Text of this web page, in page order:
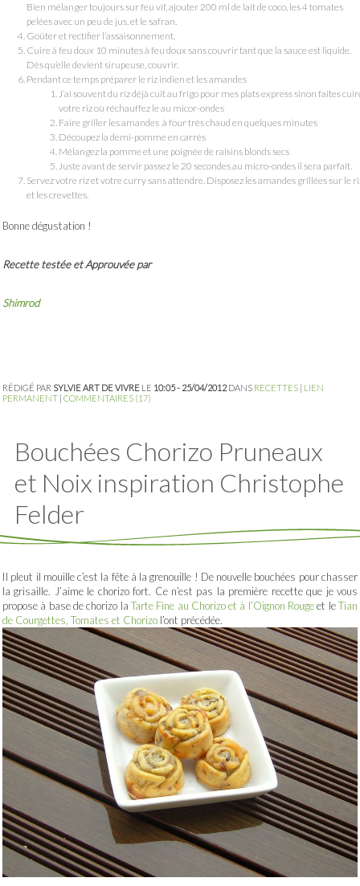
Bien mélanger toujours sur feu vif, ajouter 200 ml de lait de coco, les 4 tomates
pelées avec un peu de jus, et le safran.
Goûter et rectifier l’assaisonnement.
Cuire à feu doux 10 minutes à feu doux sans couvrir tant que la sauce est liquide.
Dès qu’elle devient sirupeuse, couvrir.
Pendant ce temps préparer le riz indien et les amandes
J’ai souvent du riz déjà cuit au frigo pour mes plats express sinon faites
votre riz où réchauffez le au micor-ondes
Faire griller les amandes à four très chaud en quelques minutes
Découpez la demi-pomme en carrés
Mélangez la pomme et une poignée de raisins blonds secs
Juste avant de servir passez le 20 secondes au micro-ondes il sera parfait.
Servez votre riz et votre curry sans attendre. Disposez les amandes grillées sur le
et les crevettes.
Bonne dégustation !
Recette testée et Approuvée par
Shimrod
RÉDIGÉ PAR SYLVIE ART DE VIVRE LE 10:05 - 25/04/2012DANS RECETTES
LIEN
PERMANENT COMMENTAIRES (17)
Bouchées Chorizo Pruneaux
et Noix inspiration Christophe
Felder
Il pleut il mouille c’est la fête à la grenouille ! De nouvelle bouchées pour chasser
la grisaille. J’aime le chorizo fort. Ce n’est pas la première recette que je vous
propose à base de chorizo la Tarte Fine au Chorizo et à l’Oignon Rougeet leTian
de Courgettes, Tomates et Chorizo l’ont précédée.